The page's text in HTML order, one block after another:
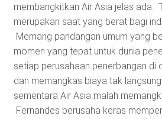
membangkitkan Air Asia jelas ada.
merupakan saat yang berat bagi
Memang pandangan umum yang
momen yang tepat untuk dunia
setiap perusahaan penerbangan di
dan memangkas biaya tak
sementara Air Asia malah
Fernandes berusaha keras